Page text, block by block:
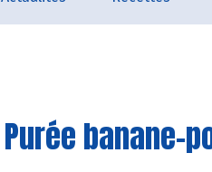
Purée banane-